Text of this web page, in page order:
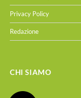
Privacy Policy
Redazione
CHI SIAMO